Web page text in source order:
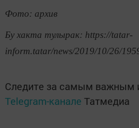
Фото: архив
Бу хакта тулырак: https://tatar-
inform.tatar/news/2019/10/26/
Следите за самым важным
Telegram-канале Татмедиа